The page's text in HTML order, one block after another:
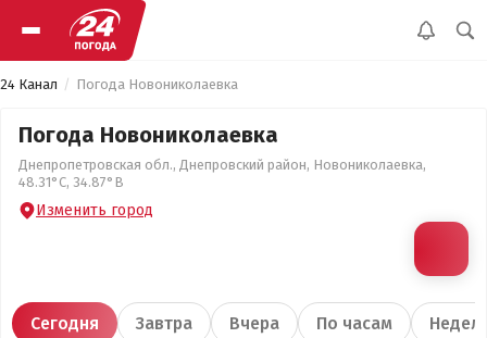
24 Канал Погода Новониколаевка
Погода Новониколаевка
Днепропетровская обл., Днепровский район, Новониколаевка,
48.31°С, 34.87°В
Изменить город
Сегодня Завтра Вчера По часам